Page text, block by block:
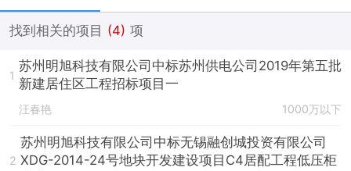
找到相关的项目 (4) 项
1
苏州明旭科技有限公司中标苏州供电公司2019年第五批
新建居住区工程招标项目一
汪春艳 1000万以下
2
苏州明旭科技有限公司中标无锡融创城投资有限公司
XDG-2014-24号地块开发建设项目C4居配工程低压柜